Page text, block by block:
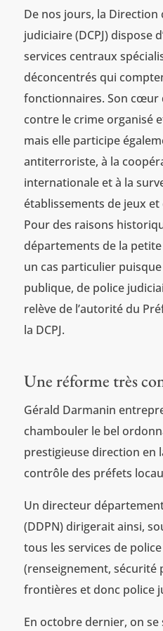
De nos jours, la Direction
judiciaire (DCPJ) dispose
services centraux
déconcentrés qui
fonctionnaires. Son cœur
contre le crime organisé
mais elle participe
antiterroriste, à la
internationale et à la
établissements de jeux
Pour des raisons
départements de la
un cas particulier
publique, de police
relève de l’autorité du
la DCPJ.
Une réforme très
Gérald Darmanin
chambouler le bel
prestigieuse direction en
contrôle des préfets
Un directeur
(DDPN) dirigerait ainsi,
tous les services de
(renseignement, sécurité
frontières et donc police
En octobre dernier, on se